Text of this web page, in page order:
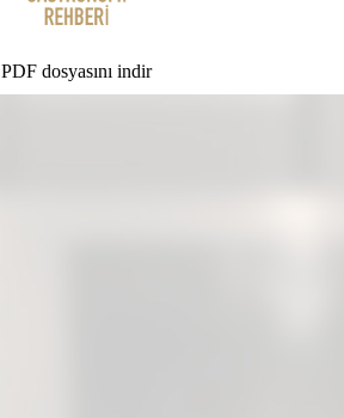
PDF dosyasını indir